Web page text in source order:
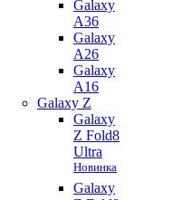
Galaxy
A36
Galaxy
A26
Galaxy
A16
Galaxy Z
Galaxy
Z Fold8
Ultra
Новинка
Galaxy